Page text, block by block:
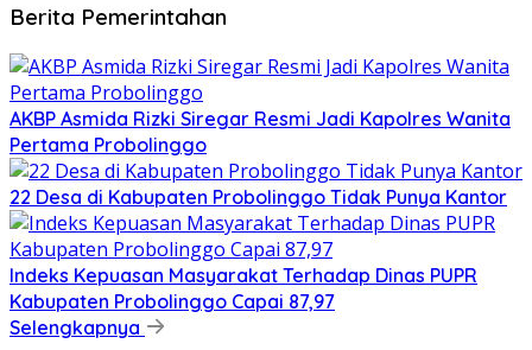
Berita Pemerintahan
AKBP Asmida Rizki Siregar Resmi Jadi Kapolres Wanita
Pertama Probolinggo
22 Desa di Kabupaten Probolinggo Tidak Punya Kantor
Indeks Kepuasan Masyarakat Terhadap Dinas PUPR
Kabupaten Probolinggo Capai 87,97
Selengkapnya